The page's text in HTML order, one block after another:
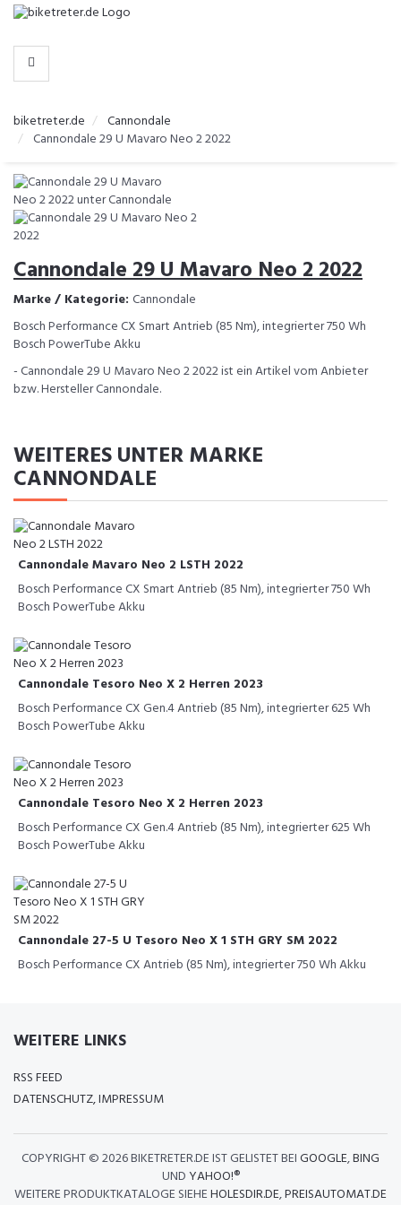
-
HERSTELLER
biketreter.de
Cannondale
Cannondale 29 U Mavaro Neo 2 2022
Cannondale 29 U Mavaro Neo 2 2022
Marke / Kategorie: Cannondale
Bosch Performance CX Smart Antrieb (85 Nm), integrierter 750 Wh
Bosch PowerTube Akku
- Cannondale 29 U Mavaro Neo 2 2022 ist ein Artikel vom Anbieter
bzw. Hersteller Cannondale.
WEITERES UNTER MARKE
CANNONDALE
Cannondale Mavaro Neo 2 LSTH 2022
Bosch Performance CX Smart Antrieb (85 Nm), integrierter 750 Wh
Bosch PowerTube Akku
Cannondale Tesoro Neo X 2 Herren 2023
Bosch Performance CX Gen.4 Antrieb (85 Nm), integrierter 625 Wh
Bosch PowerTube Akku
Cannondale Tesoro Neo X 2 Herren 2023
Bosch Performance CX Gen.4 Antrieb (85 Nm), integrierter 625 Wh
Bosch PowerTube Akku
Cannondale 27-5 U Tesoro Neo X 1 STH GRY SM 2022
Bosch Performance CX Antrieb (85 Nm), integrierter 750 Wh Akku
WEITERE LINKS
RSS FEED
DATENSCHUTZ, IMPRESSUM
COPYRIGHT ©2026 BIKETRETER.DE IST GELISTET BEIGOOGLE,BING
UND YAHOO!®
WEITERE PRODUKTKATALOGE SIEHEHOLESDIR.DE,PREISAUTOMAT.DE